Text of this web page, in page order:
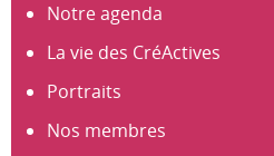
Notre agenda
La vie des CréActives
Portraits
Nos membres